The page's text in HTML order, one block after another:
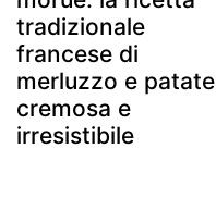
tradizionale
francese di
merluzzo e patate
cremosa e
irresistibile